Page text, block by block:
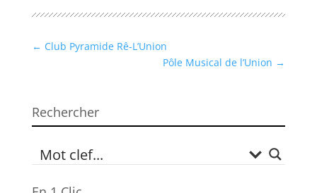
← Club Pyramide Rê-L’Union
Pôle Musical de l’Union →
Rechercher